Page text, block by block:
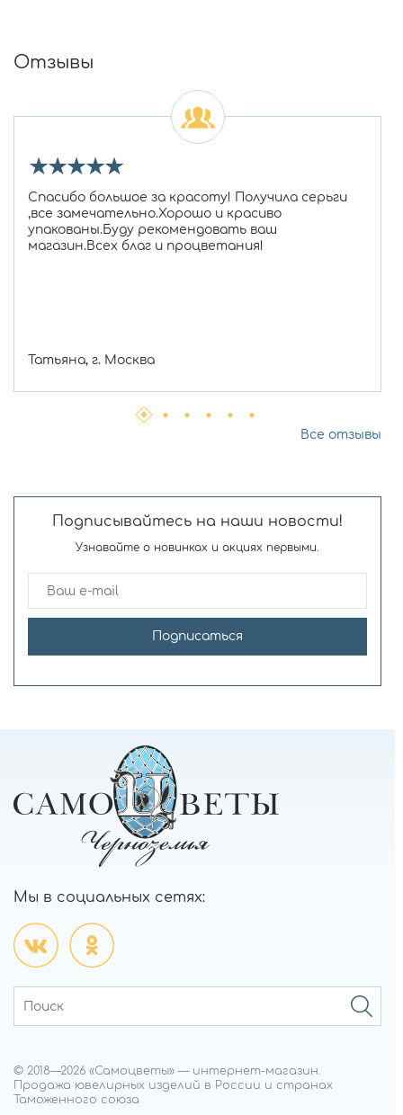
Отзывы
★★★★★
Спасибо большое за красоту! Получила серьги
,все замечательно.Хорошо и красиво
упакованы.Буду рекомендовать ваш
магазин.Всех благ и процветания!
Татьяна, г. Москва
Все отзывы
Подписывайтесь на наши новости!
Узнавайте о новинках и акциях первыми.
Подписаться
Мы в социальных сетях:
© 2018—2026 «Самоцветы» — интернет-магазин.
Продажа ювелирных изделий в России и странах
Таможенного союза